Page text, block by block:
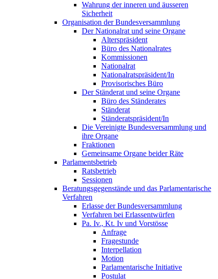
Wahrung der inneren und äusseren
Sicherheit
Organisation der Bundesversammlung
Der Nationalrat und seine Organe
Alterspräsident
Büro des Nationalrates
Kommissionen
Nationalrat
Nationalratspräsident/In
Provisorisches Büro
Der Ständerat und seine Organe
Büro des Ständerates
Ständerat
Ständeratspräsident/In
Die Vereinigte Bundesversammlung und
ihre Organe
Fraktionen
Gemeinsame Organe beider Räte
Parlamentsbetrieb
Ratsbetrieb
Sessionen
Beratungsgegenstände und das Parlamentarische
Verfahren
Erlasse der Bundesversammlung
Verfahren bei Erlassentwürfen
Pa. Iv., Kt. Iv und Vorstösse
Anfrage
Fragestunde
Interpellation
Motion
Parlamentarische Initiative
Postulat